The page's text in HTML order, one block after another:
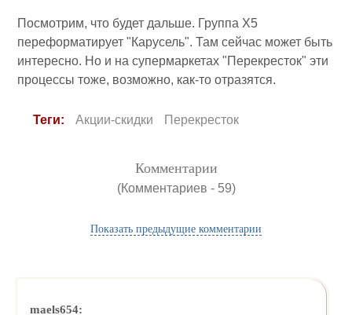
Посмотрим, что будет дальше. Группа Х5
переформатирует "Карусель". Там сейчас может быть
интересно. Но и на супермаркетах "Перекресток" эти
процессы тоже, возможно, как-то отразятся.
Теги: Акции-скидки Перекресток
Комментарии
(Комментариев - 59)
Показать предыдущие комментарии
maels654: